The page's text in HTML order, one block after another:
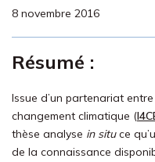
8 novembre 2016
Résumé :
Issue d’un partenariat
changement climatique (
thèse analyse in situce
de la connaissance